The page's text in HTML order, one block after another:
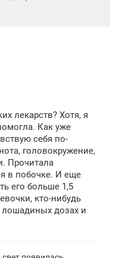
лекарств? Хотя, я
Как уже
себя по-
головокружение,
Прочитала
в побочке. И еще
его больше 1,5
кто-нибудь
лошадиных дозах и